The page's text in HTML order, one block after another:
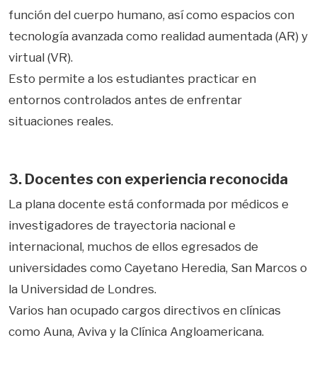
función del cuerpo humano, así como espacios con
tecnología avanzada como realidad aumentada (AR) y
virtual (VR).
Esto permite a los estudiantes practicar en
entornos controlados antes de enfrentar
situaciones reales.
3. Docentes con experiencia reconocida
La plana docente está conformada por médicos e
investigadores de trayectoria nacional e
internacional, muchos de ellos egresados de
universidades como Cayetano Heredia, San Marcos o
la Universidad de Londres.
Varios han ocupado cargos directivos en clínicas
como Auna, Aviva y la Clínica Angloamericana.